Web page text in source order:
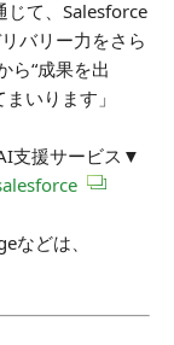
て、Salesforce
バリー力をさら
ら“成果を出
いります」
支援サービス▼
などは、